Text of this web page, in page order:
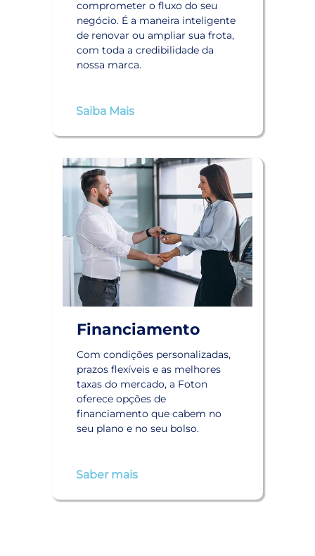
comprometer o fluxo do seu
negócio. É a maneira inteligente
de renovar ou ampliar sua frota,
com toda a credibilidade da
nossa marca.
Saiba Mais
Financiamento
Com condições personalizadas,
prazos flexíveis e as melhores
taxas do mercado, a Foton
oferece opções de
financiamento que cabem no
seu plano e no seu bolso.
Saber mais